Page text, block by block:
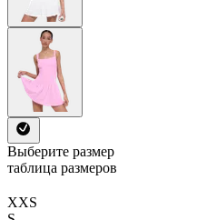
Выберите размер
таблица размеров
XXS